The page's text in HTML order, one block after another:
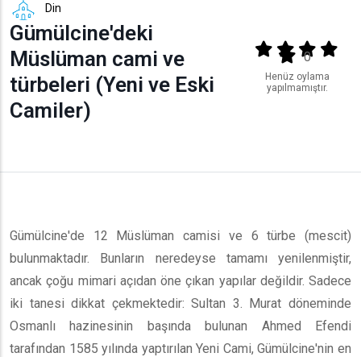
Din
Gümülcine'deki
Müslüman cami ve
türbeleri (Yeni ve Eski
Camiler)
Output format
(star)(star)(star)
(star)
0
Henüz oylama
yapılmamıştır.
Gümülcine'de 12 Müslüman camisi ve 6 türbe (mescit)
bulunmaktadır. Bunların neredeyse tamamı yenilenmiştir,
ancak çoğu mimari açıdan öne çıkan yapılar değildir. Sadece
iki tanesi dikkat çekmektedir: Sultan 3. Murat döneminde
Osmanlı hazinesinin başında bulunan Ahmed Efendi
tarafından 1585 yılında yaptırılan Yeni Cami, Gümülcine'nin en